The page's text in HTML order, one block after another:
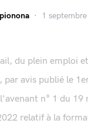
1
du plein emploi
par avis publié le
n° 1 du 19
relatif à la